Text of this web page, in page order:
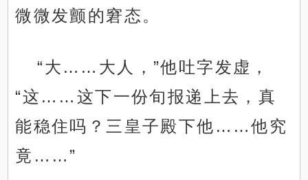
微微发颤的窘态。
“大……大人，”他吐字发虚，
“这……这下一份旬报递上去，真
能稳住吗？三皇子殿下他……他究
竟……”